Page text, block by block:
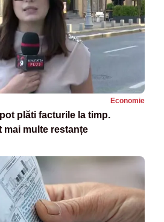
Economie
plăti facturile la timp.
multe restanțe